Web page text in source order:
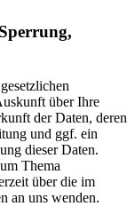
über Ihre
der Daten, deren
und ggf. ein
dieser Daten.
Thema
über die im
an uns wenden.